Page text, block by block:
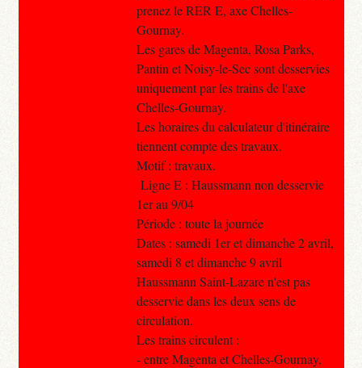
prenez le RER E, axe Chelles-
Gournay.
Les gares de Magenta, Rosa Parks,
Pantin et Noisy-le-Sec sont desservies
uniquement par les trains de l'axe
Chelles-Gournay.
Les horaires du calculateur d'itinéraire
tiennent compte des travaux.
Motif : travaux.
Ligne E : Haussmann non desservie
1er au 9/04
Période : toute la journée
Dates : samedi 1er et dimanche 2 avril,
samedi 8 et dimanche 9 avril
Haussmann Saint-Lazare n'est pas
desservie dans les deux sens de
circulation.
Les trains circulent :
- entre Magenta et Chelles-Gournay,